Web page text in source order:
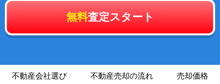
無料査定スタート
不動産会社選び 不動産売却の流れ 売却価格